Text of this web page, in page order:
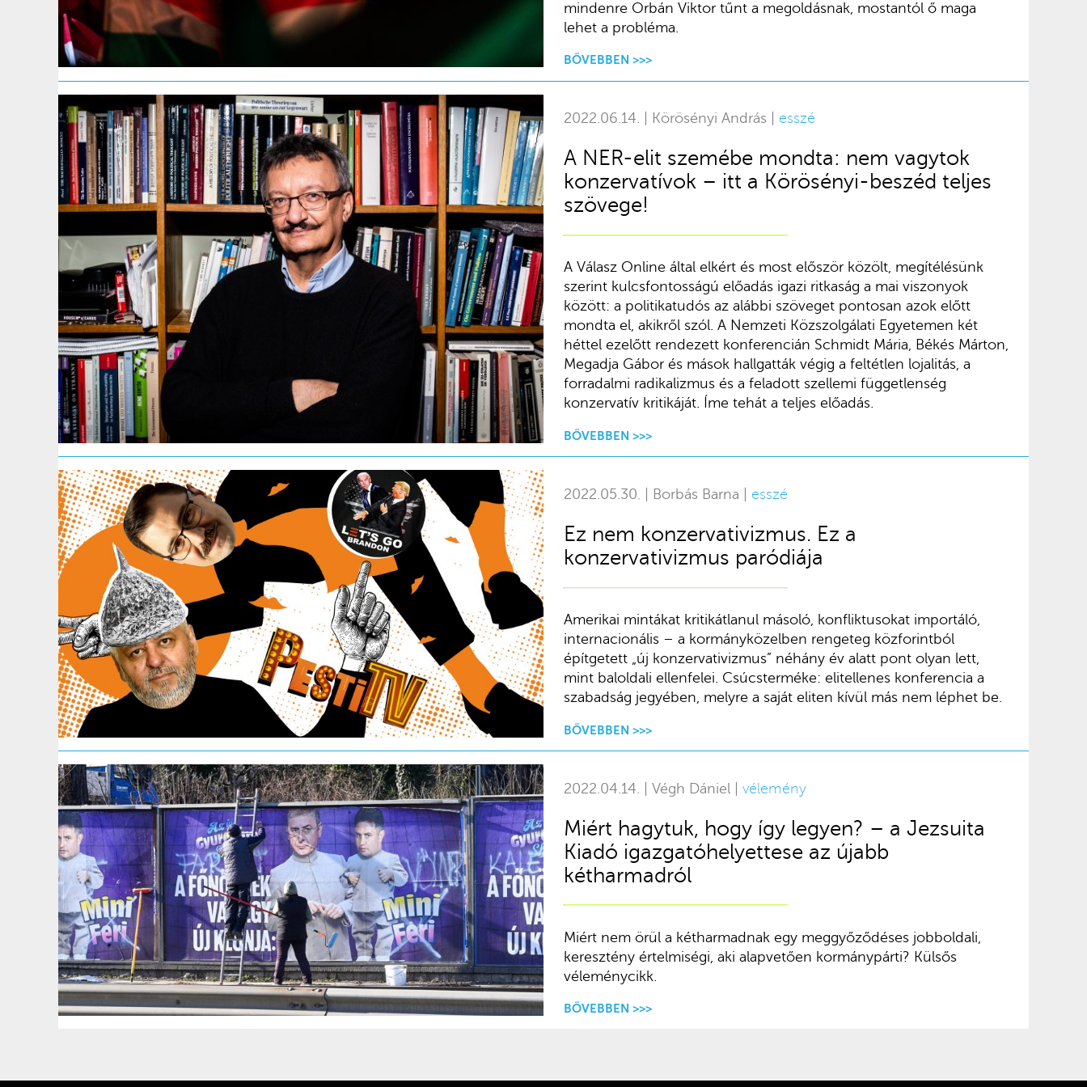
mindenre Orbán Viktor tűnt a megoldásnak, mostantól ő maga
lehet a probléma.
BŐVEBBEN >>>
2022.06.14. | Körösényi András | esszé
A NER-elit szemébe mondta: nem vagytok
konzervatívok – itt a Körösényi-beszéd teljes
szövege!
A Válasz Online által elkért és most először közölt, megítélésünk
szerint kulcsfontosságú előadás igazi ritkaság a mai viszonyok
között: a politikatudós az alábbi szöveget pontosan azok előtt
mondta el, akikről szól. A Nemzeti Közszolgálati Egyetemen két
héttel ezelőtt rendezett konferencián Schmidt Mária, Békés Márton,
Megadja Gábor és mások hallgatták végig a feltétlen lojalitás, a
forradalmi radikalizmus és a feladott szellemi függetlenség
konzervatív kritikáját. Íme tehát a teljes előadás.
BŐVEBBEN >>>
2022.05.30. | Borbás Barna | esszé
Ez nem konzervativizmus. Ez a
konzervativizmus paródiája
Amerikai mintákat kritikátlanul másoló, konfliktusokat importáló,
internacionális – a kormányközelben rengeteg közforintból
építgetett „új konzervativizmus” néhány év alatt pont olyan lett,
mint baloldali ellenfelei. Csúcsterméke: elitellenes konferencia a
szabadság jegyében, melyre a saját eliten kívül más nem léphet be.
BŐVEBBEN >>>
2022.04.14. | Végh Dániel | vélemény
Miért hagytuk, hogy így legyen? – a Jezsuita
Kiadó igazgatóhelyettese az újabb
kétharmadról
Miért nem örül a kétharmadnak egy meggyőződéses jobboldali,
keresztény értelmiségi, aki alapvetően kormánypárti? Külsős
véleménycikk.
BŐVEBBEN >>>